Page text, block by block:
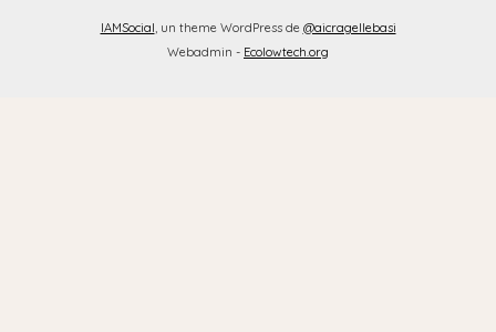
IAMSocial, un theme WordPress de @aicragellebasi
Webadmin - Ecolowtech.org